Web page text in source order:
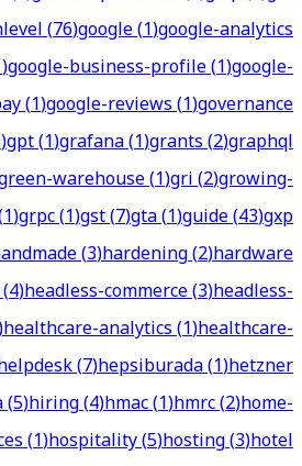
(76)google(1)google-analytics
)google-business-profile(1)google-
(1)google-reviews(1)governance
)gpt(1)grafana(1)grants(2)graphql
warehouse(1)gri(2)growing-
1)grpc(1)gst(7)gta(1)guide(43)gxp
(3)hardening(2)hardware
(4)headless-commerce(3)headless-
healthcare-analytics(1)healthcare-
(7)hepsiburada(1)hetzner
(5)hiring(4)hmac(1)hmrc(2)home-
(1)hospitality(5)hosting(3)hotel